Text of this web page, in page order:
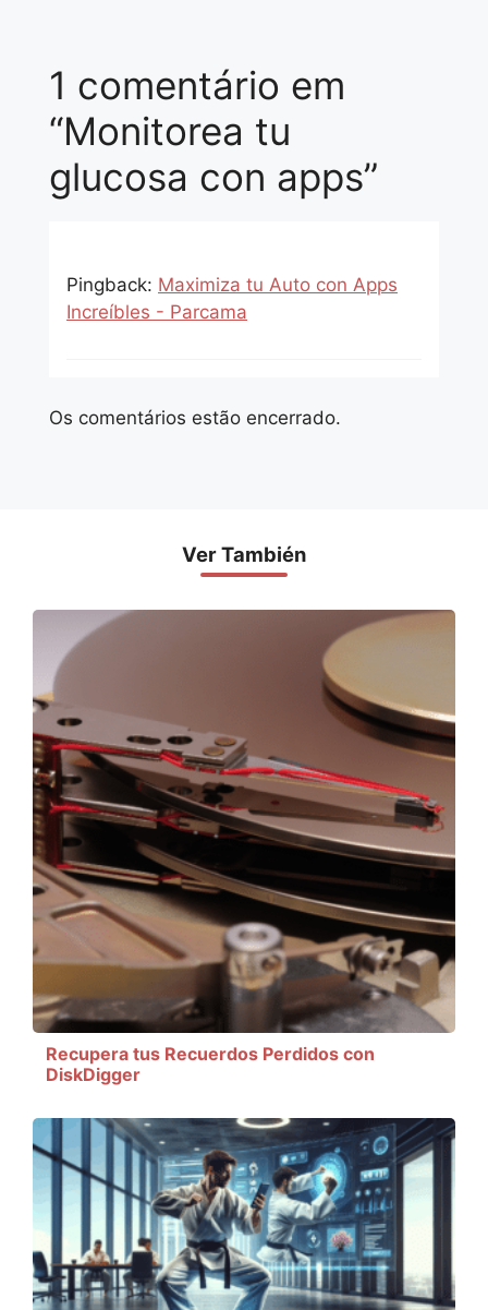
1 comentário em
“Monitorea tu
glucosa con apps”
Pingback: Maximiza tu Auto con Apps
Increíbles - Parcama
Os comentários estão encerrado.
Ver También
Recupera tus Recuerdos Perdidos con
DiskDigger